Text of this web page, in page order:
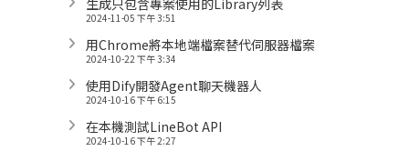
生成只包含專案使用的Library列表
2024-11-05 下午 3:51
用Chrome將本地端檔案替代伺服器檔案
2024-10-22 下午 3:34
使用Dify開發Agent聊天機器人
2024-10-16 下午 6:15
在本機測試LineBot API
2024-10-16 下午 2:27